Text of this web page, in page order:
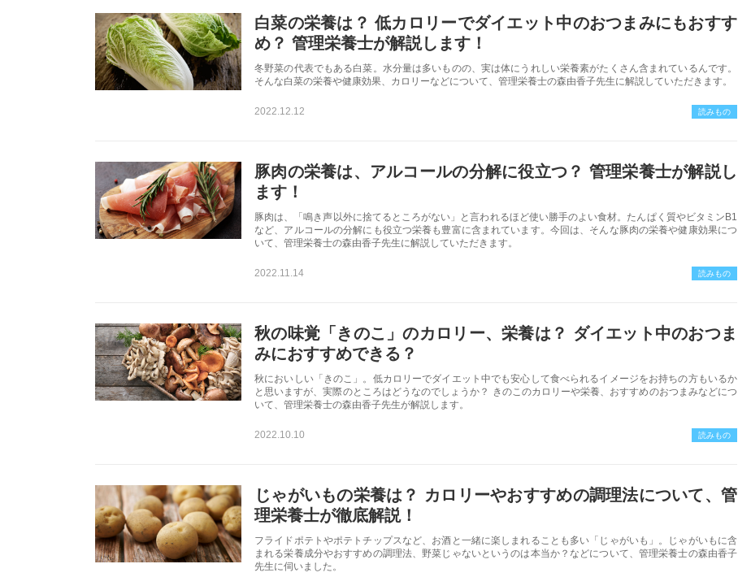
白菜の栄養は？ 低カロリーでダイエット中のおつまみにもおすす
め？ 管理栄養士が解説します！
冬野菜の代表でもある白菜。水分量は多いものの、実は体にうれしい栄養素がたくさん含まれているんです。
そんな白菜の栄養や健康効果、カロリーなどについて、管理栄養士の森由香子先生に解説していただきます。
2022.12.12 読みもの
豚肉の栄養は、アルコールの分解に役立つ？ 管理栄養士が解説し
ます！
豚肉は、「鳴き声以外に捨てるところがない」と言われるほど使い勝手のよい食材。たんぱく質やビタミンB1
など、アルコールの分解にも役立つ栄養も豊富に含まれています。今回は、そんな豚肉の栄養や健康効果につ
いて、管理栄養士の森由香子先生に解説していただきます。
2022.11.14 読みもの
秋の味覚「きのこ」のカロリー、栄養は？ ダイエット中のおつま
みにおすすめできる？
秋においしい「きのこ」。低カロリーでダイエット中でも安心して食べられるイメージをお持ちの方もいるか
と思いますが、実際のところはどうなのでしょうか？ きのこのカロリーや栄養、おすすめのおつまみなどにつ
いて、管理栄養士の森由香子先生が解説します。
2022.10.10 読みもの
じゃがいもの栄養は？ カロリーやおすすめの調理法について、管
理栄養士が徹底解説！
フライドポテトやポテトチップスなど、お酒と一緒に楽しまれることも多い「じゃがいも」。じゃがいもに含
まれる栄養成分やおすすめの調理法、野菜じゃないというのは本当か？などについて、管理栄養士の森由香子
先生に伺いました。